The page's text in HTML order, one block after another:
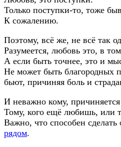
Только поступки-то, тоже
К сожалению.
Поэтому, всё же, не всё так
Разумеется, любовь это, в
А если быть точнее, это и
Не может быть благородных
бьют, причиняя боль и
И неважно кому,
Тому, кого ещё любишь, или
Важно, что способен
рядом.